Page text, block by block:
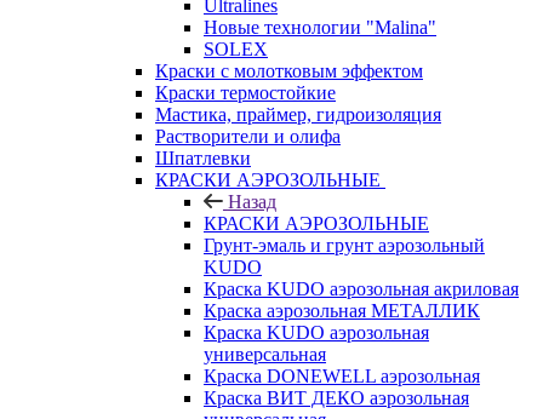
Ultralines
Новые технологии "Malina"
SOLEX
Краски с молотковым эффектом
Краски термостойкие
Мастика, праймер, гидроизоляция
Растворители и олифа
Шпатлевки
КРАСКИ АЭРОЗОЛЬНЫЕ
Назад
КРАСКИ АЭРОЗОЛЬНЫЕ
Грунт-эмаль и грунт аэрозольный
KUDO
Краска KUDO аэрозольная акриловая
Краска аэрозольная МЕТАЛЛИК
Краска KUDO аэрозольная
универсальная
Краска DONEWELL аэрозольная
Краска ВИТ ДЕКО аэрозольная